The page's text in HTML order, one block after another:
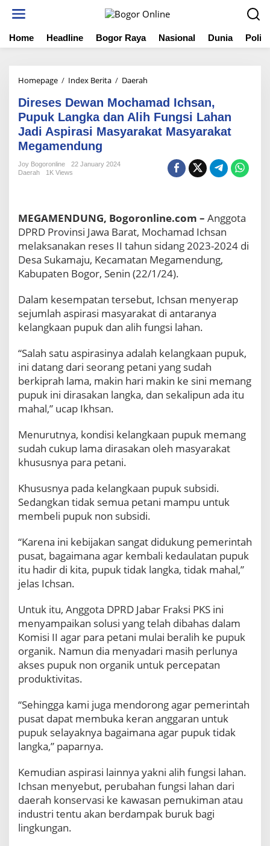
t
Home Headline Bogor Raya Nasional Dunia
Homepage / Index Berita / Daerah
r
e
e
M
o
h
a
m
d
I
c
h
a
n
,
P
u
k
L
k
a
d
n
A
l
u
n
g
s
i
L
n
J
a
s
p
i
r
Direses Dewan Mochamad Ichsan,
Pupuk Langka dan Alih Fungsi Lahan
Jadi Aspirasi Masyarakat Masyarakat
Megamendung
Joy Bogoronline
22 January 2024
Daerah
1K Views
MEGAMENDUNG, Bogoronline.com – Anggota
DPRD Provinsi Jawa Barat, Mochamad Ichsan
melaksanakan reses II tahun sidang 2023-2024 di
Desa Sukamaju, Kecamatan Megamendung,
Kabupaten Bogor, Senin (22/1/24).
Dalam kesempatan tersebut, Ichsan menyerap
sejumlah aspirasi masyarakat di antaranya
kelangkaan pupuk dan alih fungsi lahan.
“Salah satu aspirasinya adalah kelangkaan pupuk,
ini datang dari seorang petani yang sudah
berkiprah lama, makin hari makin ke sini memang
pupuk ini dirasakan langka, dan sekalipun ada itu
mahal,” ucap Ikhsan.
Menurutnya, kondisi kelangkaan pupuk memang
sudah cukup lama dirasakan oleh masyarakat
khususnya para petani.
Khususnya pada kelangkaan pupuk subsidi.
Sedangkan tidak semua petani mampu untuk
membeli pupuk non subsidi.
“Karena ini kebijakan sangat didukung pemerintah
pusat, bagaimana agar kembali kedaulatan pupuk
itu hadir di kita, pupuk tidak langka, tidak mahal,”
jelas Ichsan.
Untuk itu, Anggota DPRD Jabar Fraksi PKS ini
menyampaikan solusi yang telah dibahas dalam
Komisi II agar para petani mulai beralih ke pupuk
organik. Namun dia menyadari masih perlunya
akses pupuk non organik untuk percepatan
produktivitas.
“Sehingga kami juga mendorong agar pemerintah
pusat dapat membuka keran anggaran untuk
pupuk selayaknya bagaimana agar pupuk tidak
langka,” paparnya.
Kemudian aspirasi lainnya yakni alih fungsi lahan.
Ichsan menyebut, perubahan fungsi lahan dari
daerah konservasi ke kawasan pemukiman atau
industri tentu akan berdampak buruk bagi
lingkungan.